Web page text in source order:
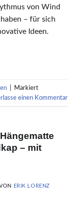
von Wind
– für sich
Ideen.
Markiert
einen Kommentar
– mit
ERIK LORENZ